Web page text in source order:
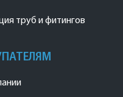
труб и фитингов